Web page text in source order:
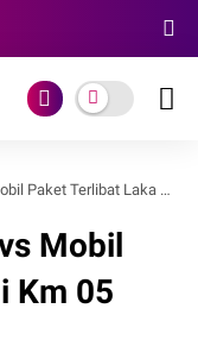
Laka di Km 05 Lintas Tebo - Jambi
Mobil
Km 05